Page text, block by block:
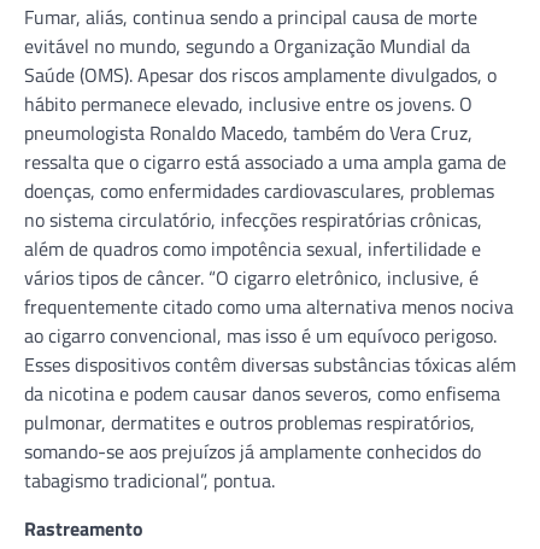
Fumar, aliás, continua sendo a principal causa de morte
evitável no mundo, segundo a Organização Mundial da
Saúde (OMS). Apesar dos riscos amplamente divulgados, o
hábito permanece elevado, inclusive entre os jovens. O
pneumologista Ronaldo Macedo, também do Vera Cruz,
ressalta que o cigarro está associado a uma ampla gama de
doenças, como enfermidades cardiovasculares, problemas
no sistema circulatório, infecções respiratórias crônicas,
além de quadros como impotência sexual, infertilidade e
vários tipos de câncer. “O cigarro eletrônico, inclusive, é
frequentemente citado como uma alternativa menos nociva
ao cigarro convencional, mas isso é um equívoco perigoso.
Esses dispositivos contêm diversas substâncias tóxicas além
da nicotina e podem causar danos severos, como enfisema
pulmonar, dermatites e outros problemas respiratórios,
somando-se aos prejuízos já amplamente conhecidos do
tabagismo tradicional”, pontua.
Rastreamento